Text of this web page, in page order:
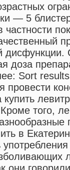
— 5
частности
доза
Sort
провести
того,
в